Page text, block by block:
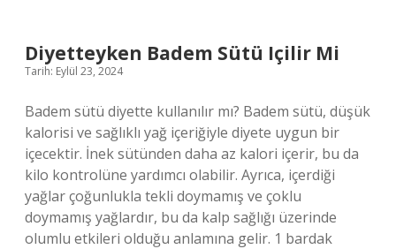
Diyetteyken Badem Sütü Içilir Mi
Tarih: Eylül 23, 2024
Badem sütü diyette kullanılır mı? Badem sütü, düşük
kalorisi ve sağlıklı yağ içeriğiyle diyete uygun bir
içecektir. İnek sütünden daha az kalori içerir, bu da
kilo kontrolüne yardımcı olabilir. Ayrıca, içerdiği
yağlar çoğunlukla tekli doymamış ve çoklu
doymamış yağlardır, bu da kalp sağlığı üzerinde
olumlu etkileri olduğu anlamına gelir. 1 bardak